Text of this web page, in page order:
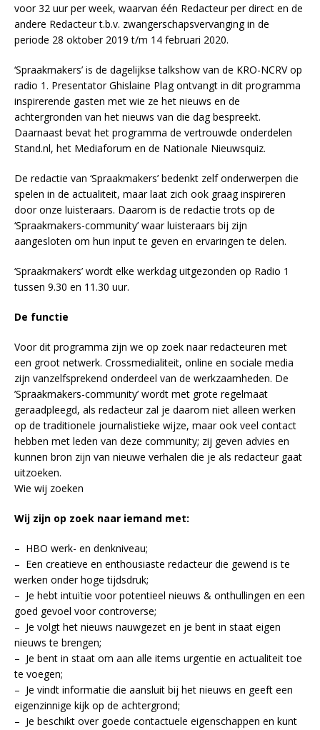
voor 32 uur per week, waarvan één Redacteur per direct en de
andere Redacteur t.b.v. zwangerschapsvervanging in de
periode 28 oktober 2019 t/m 14 februari 2020.
‘Spraakmakers’ is de dagelijkse talkshow van de KRO-NCRV op
radio 1. Presentator Ghislaine Plag ontvangt in dit programma
inspirerende gasten met wie ze het nieuws en de
achtergronden van het nieuws van die dag bespreekt.
Daarnaast bevat het programma de vertrouwde onderdelen
Stand.nl, het Mediaforum en de Nationale Nieuwsquiz.
De redactie van ‘Spraakmakers’ bedenkt zelf onderwerpen die
spelen in de actualiteit, maar laat zich ook graag inspireren
door onze luisteraars. Daarom is de redactie trots op de
‘Spraakmakers-community’ waar luisteraars bij zijn
aangesloten om hun input te geven en ervaringen te delen.
‘Spraakmakers’ wordt elke werkdag uitgezonden op Radio 1
tussen 9.30 en 11.30 uur.
De functie
Voor dit programma zijn we op zoek naar redacteuren met
een groot netwerk. Crossmedialiteit, online en sociale media
zijn vanzelfsprekend onderdeel van de werkzaamheden. De
’Spraakmakers-community’ wordt met grote regelmaat
geraadpleegd, als redacteur zal je daarom niet alleen werken
op de traditionele journalistieke wijze, maar ook veel contact
hebben met leden van deze community; zij geven advies en
kunnen bron zijn van nieuwe verhalen die je als redacteur gaat
uitzoeken.
Wie wij zoeken
Wij zijn op zoek naar iemand met:
– HBO werk- en denkniveau;
– Een creatieve en enthousiaste redacteur die gewend is te
werken onder hoge tijdsdruk;
– Je hebt intuïtie voor potentieel nieuws & onthullingen en een
goed gevoel voor controverse;
– Je volgt het nieuws nauwgezet en je bent in staat eigen
nieuws te brengen;
– Je bent in staat om aan alle items urgentie en actualiteit toe
te voegen;
– Je vindt informatie die aansluit bij het nieuws en geeft een
eigenzinnige kijk op de achtergrond;
– Je beschikt over goede contactuele eigenschappen en kunt